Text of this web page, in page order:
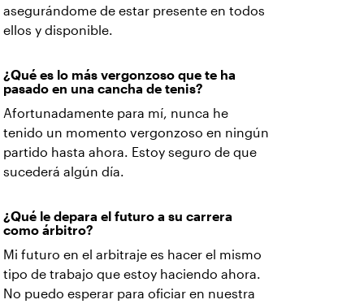
asegurándome de estar presente en todos
ellos y disponible.
¿Qué es lo más vergonzoso que te ha
pasado en una cancha de tenis?
Afortunadamente para mí, nunca he
tenido un momento vergonzoso en ningún
partido hasta ahora. Estoy seguro de que
sucederá algún día.
¿Qué le depara el futuro a su carrera
como árbitro?
Mi futuro en el arbitraje es hacer el mismo
tipo de trabajo que estoy haciendo ahora.
No puedo esperar para oficiar en nuestra